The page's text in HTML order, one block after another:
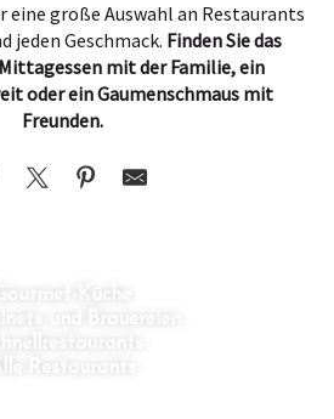
eine große Auswahl an Restaurants
jeden Geschmack. Finden Sie das
mit der Familie, ein
oder ein Gaumenschmaus mit
Freunden.
Restaurants